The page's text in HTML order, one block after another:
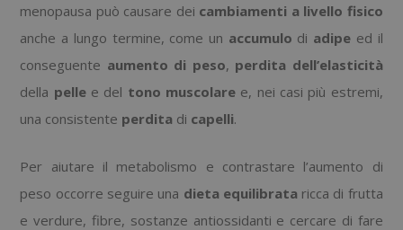
menopausa può causare dei cambiamenti a livello fisico
anche a lungo termine, come un accumulo di adipe ed il
conseguente aumento di peso, perdita dell’elasticità
della pellee del tono muscolare e, nei casi più estremi,
una consistente perdita di capelli.
Per aiutare il metabolismo e contrastare l’aumento di
peso occorre seguire una dieta equilibrata ricca di frutta
e verdure, fibre, sostanze antiossidanti e cercare di fare